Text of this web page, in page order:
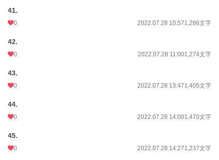
41.
0 2022.07.28 10:571,286文字
42.
0 2022.07.28 11:001,274文字
43.
0 2022.07.28 13:471,405文字
44.
0 2022.07.28 14:001,470文字
45.
0 2022.07.28 14:271,237文字